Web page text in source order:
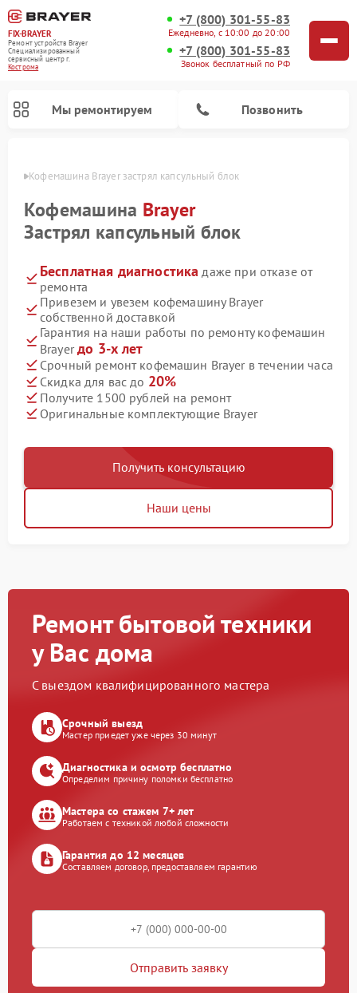
FIX-BRAYER
Ремонт устройств Brayer
Специализированный
cервисный центр г.
Кострома
+7 (800) 301-55-83
Ежедневно, с 10:00 до 20:00
+7 (800) 301-55-83
Звонок бесплатный по РФ
Мы ремонтируем Позвонить
Кофемашина Brayer застрял капсульный блок
Кофемашина Brayer
Застрял капсульный блок
Бесплатная диагностика даже при отказе от
ремонта
Привезем и увезем кофемашину Brayer
собственной доставкой
Гарантия на наши работы по ремонту кофемашин
Brayerдо 3-х лет
Срочный ремонт кофемашин Brayer в течении часа
Скидка для вас до 20%
Получите 1500 рублей на ремонт
Оригинальные комплектующие Brayer
Получить консультацию
Наши цены
Ремонт бытовой техники
у Вас дома
С выездом квалифицированного мастера
Срочный выезд
Мастер приедет уже через 30 минут
Диагностика и осмотр бесплатно
Определим причину поломки бесплатно
Мастера со стажем 7+ лет
Работаем с техникой любой сложности
Гарантия до 12 месяцев
Составляем договор, предоставляем гарантию
Отправить заявку